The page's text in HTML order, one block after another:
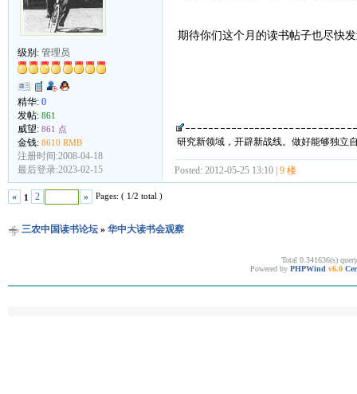
级别: 管理员
精华: 0
发帖: 861
威望: 861 点
金钱: 8610 RMB
注册时间:2008-04-18
最后登录:2023-02-15
期待你们这个月的读书帖子也尽快
研究新领域，开辟新战线。做好能够独立
Posted: 2012-05-25 13:10 | 9 楼
« 1 2 » Pages: ( 1/2 total )
三农中国读书论坛» 华中大读书会观察
Total 0.341636(s)
Powered by PHPWind v6.0